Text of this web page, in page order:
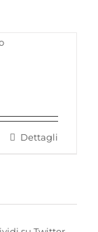
Dettagli